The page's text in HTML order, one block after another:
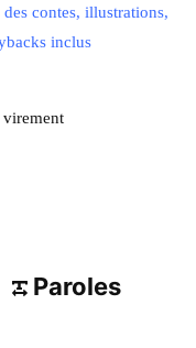
contes, illustrations,
inclus
virement
Paroles